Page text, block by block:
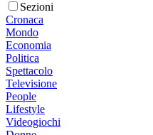
Sezioni
Cronaca
Mondo
Economia
Politica
Spettacolo
Televisione
People
Lifestyle
Videogiochi